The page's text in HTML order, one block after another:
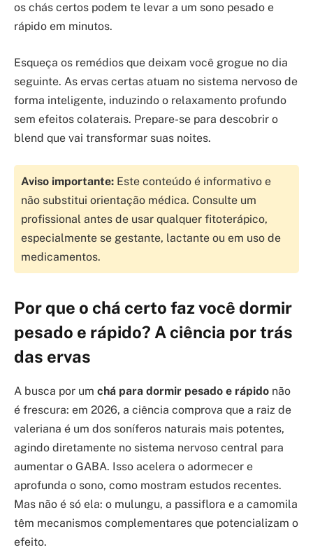
os chás certos podem te levar a um sono pesado e
rápido em minutos.
Esqueça os remédios que deixam você grogue no dia
seguinte. As ervas certas atuam no sistema nervoso de
forma inteligente, induzindo o relaxamento profundo
sem efeitos colaterais. Prepare-se para descobrir o
blend que vai transformar suas noites.
Aviso importante: Este conteúdo é informativo e
não substitui orientação médica. Consulte um
profissional antes de usar qualquer fitoterápico,
especialmente se gestante, lactante ou em uso de
medicamentos.
Por que o chá certo faz você dormir
pesado e rápido? A ciência por trás
das ervas
A busca por um chá para dormir pesado e rápido não
é frescura: em 2026, a ciência comprova que a raiz de
valeriana é um dos soníferos naturais mais potentes,
agindo diretamente no sistema nervoso central para
aumentar o GABA. Isso acelera o adormecer e
aprofunda o sono, como mostram estudos recentes.
Mas não é só ela: o mulungu, a passiflora e a camomila
têm mecanismos complementares que potencializam o
efeito.